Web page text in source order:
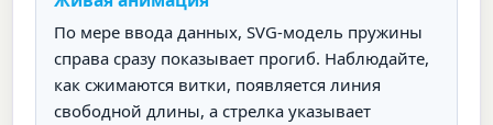
По мере ввода данных, SVG-модель пружины
справа сразу показывает прогиб. Наблюдайте,
как сжимаются витки, появляется линия
свободной длины, а стрелка указывает